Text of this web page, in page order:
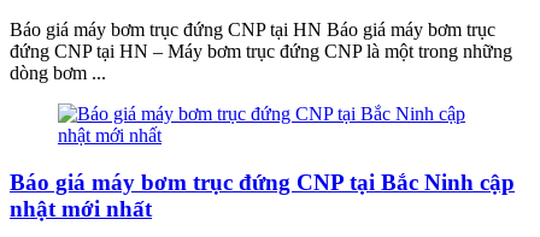
Báo giá máy bơm trục đứng CNP tại HN Báo giá máy bơm trục
đứng CNP tại HN – Máy bơm trục đứng CNP là một trong những
dòng bơm ...
Báo giá máy bơm trục đứng CNP tại Bắc Ninh cập
nhật mới nhất